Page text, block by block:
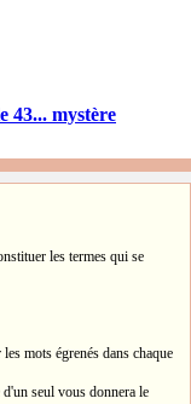
43... mystère
les termes qui se
mots égrenés dans chaque
d'un seul vous donnera le